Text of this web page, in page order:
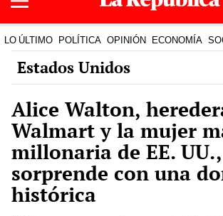
LO ÚLTIMO POLÍTICA OPINIÓN ECONOMÍA
Estados Unidos
Alice Walton,
Walmart y la mujer
millonaria de EE. UU.,
sorprende con una
histórica